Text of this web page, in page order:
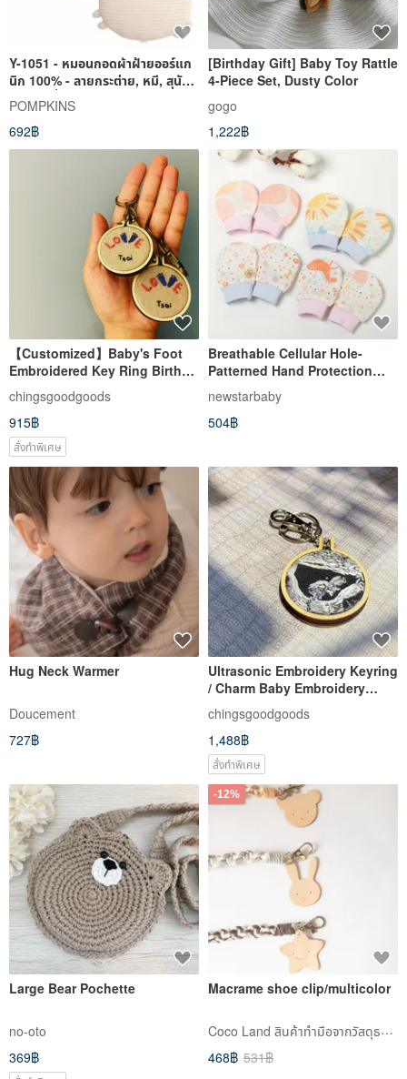
Y-1051 - หมอนกอดผ้าฝ้ายออร์แก
นิก 100% - ลายกระต่าย, หมี, สุนัข -
ผลิตในญี่ปุ่น
POMPKINS
692฿
[Birthday Gift] Baby Toy Rattle
4-Piece Set, Dusty Color
gogo
1,222฿
【Customized】Baby's Foot
Embroidered Key Ring Birth
Anniversary
chingsgoodgoods
915฿
สั่งทำพิเศษ
Breathable Cellular Hole-
Patterned Hand Protection
Baby Mittens
newstarbaby
504฿
Hug Neck Warmer
Doucement
727฿
Ultrasonic Embroidery Keyring
/ Charm Baby Embroidery
Ultrasound Customized
chingsgoodgoods
1,488฿
สั่งทำพิเศษ
Large Bear Pochette
no-oto
369฿
-12%
Macrame shoe clip/multicolor
Coco Land สินค้าทำมือจากวัสดุธรรมชาติ
468฿ 531฿